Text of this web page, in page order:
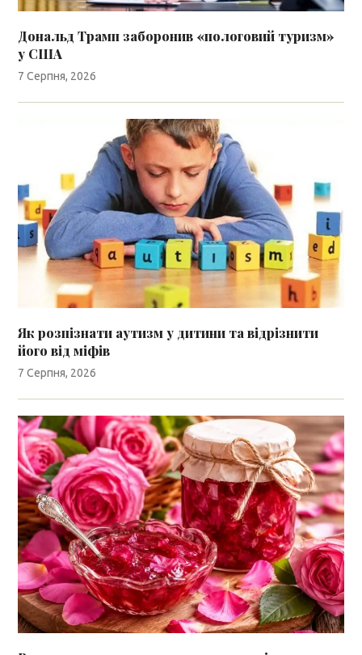
Дональд Трамп заборонив «пологовий туризм»
у США
7 Серпня, 2026
Як розпізнати аутизм у дитини та відрізнити
його від міфів
7 Серпня, 2026